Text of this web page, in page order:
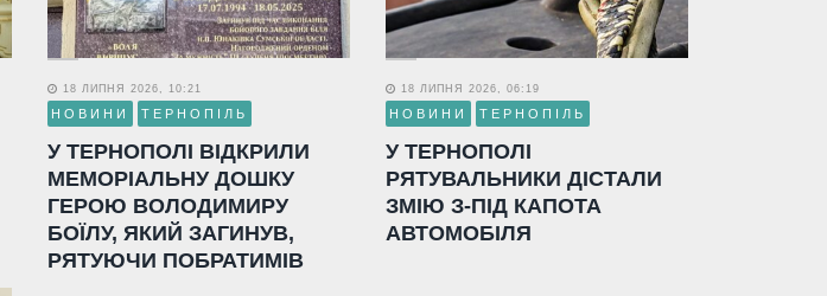
18 ЛИПНЯ 2026, 10:21
НОВИНИ ТЕРНОПІЛЬ
У ТЕРНОПОЛІ ВІДКРИЛИ
МЕМОРІАЛЬНУ ДОШКУ
ГЕРОЮ ВОЛОДИМИРУ
БОЇЛУ, ЯКИЙ ЗАГИНУВ,
РЯТУЮЧИ ПОБРАТИМІВ
18 ЛИПНЯ 2026, 06:19
НОВИНИ ТЕРНОПІЛЬ
У ТЕРНОПОЛІ
РЯТУВАЛЬНИКИ ДІСТАЛИ
ЗМІЮ З-ПІД КАПОТА
АВТОМОБІЛЯ